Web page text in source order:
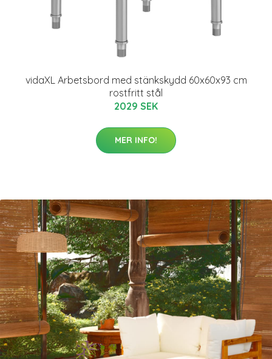
vidaXL Arbetsbord med stänkskydd 60x60x93 cm
rostfritt stål
2029 SEK
MER INFO!